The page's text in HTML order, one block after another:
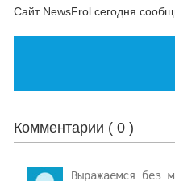
Сайт NewsFrol сегодня
Комментарии ( 0 )